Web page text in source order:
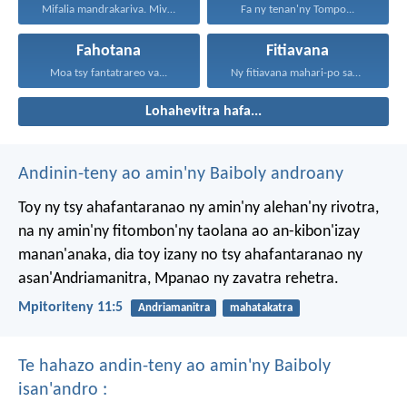
Mifalia mandrakariva. Mivavaha, ka... Fa ny tenan'ny Tompo...
Fahotana
Moa tsy fantatrareo va...
Fitiavana
Ny fitiavana mahari-po sady...
Lohahevitra hafa...
Andinin-teny ao amin'ny Baiboly androany
Toy ny tsy ahafantaranao ny amin'ny alehan'ny rivotra,
na ny amin'ny fitombon'ny taolana ao an-kibon'izay
manan'anaka, dia toy izany no tsy ahafantaranao ny
asan'Andriamanitra, Mpanao ny zavatra rehetra.
Mpitoriteny 11:5 Andriamanitra mahatakatra
Te hahazo andin-teny ao amin'ny Baiboly
isan'andro :